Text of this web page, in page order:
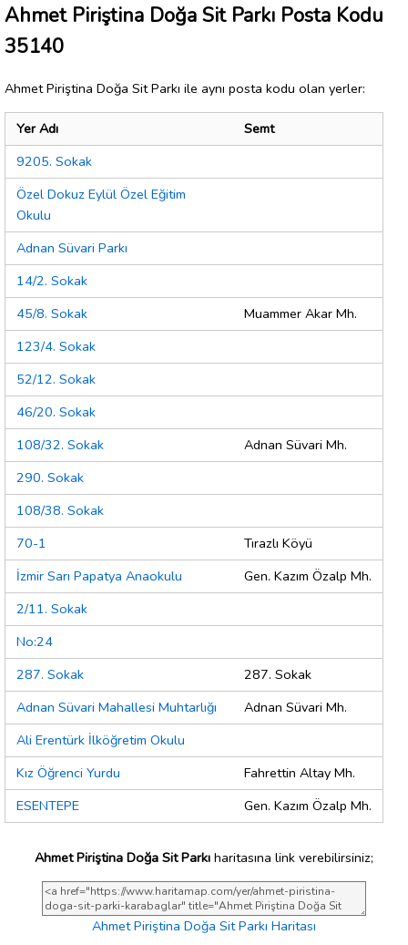
Ahmet Piriştina Doğa Sit Parkı Posta Kodu
35140
Ahmet Piriştina Doğa Sit Parkı ile aynı posta kodu olan yerler:
Yer Adı
Semt
9205. Sokak
Özel Dokuz Eylül Özel Eğitim
Okulu
Adnan Süvari Parkı
14/2. Sokak
45/8. Sokak
Muammer Akar Mh.
123/4. Sokak
52/12. Sokak
46/20. Sokak
108/32. Sokak
Adnan Süvari Mh.
290. Sokak
108/38. Sokak
70-1
Tırazlı Köyü
İzmir Sarı Papatya Anaokulu
Gen. Kazım Özalp Mh.
2/11. Sokak
No:24
287. Sokak
287. Sokak
Adnan Süvari Mahallesi Muhtarlığı
Adnan Süvari Mh.
Ali Erentürk İlköğretim Okulu
Kız Öğrenci Yurdu
Fahrettin Altay Mh.
ESENTEPE
Gen. Kazım Özalp Mh.
Ahmet Piriştina Doğa Sit Parkı haritasına link verebilirsiniz;
Ahmet Piriştina Doğa Sit Parkı Haritası